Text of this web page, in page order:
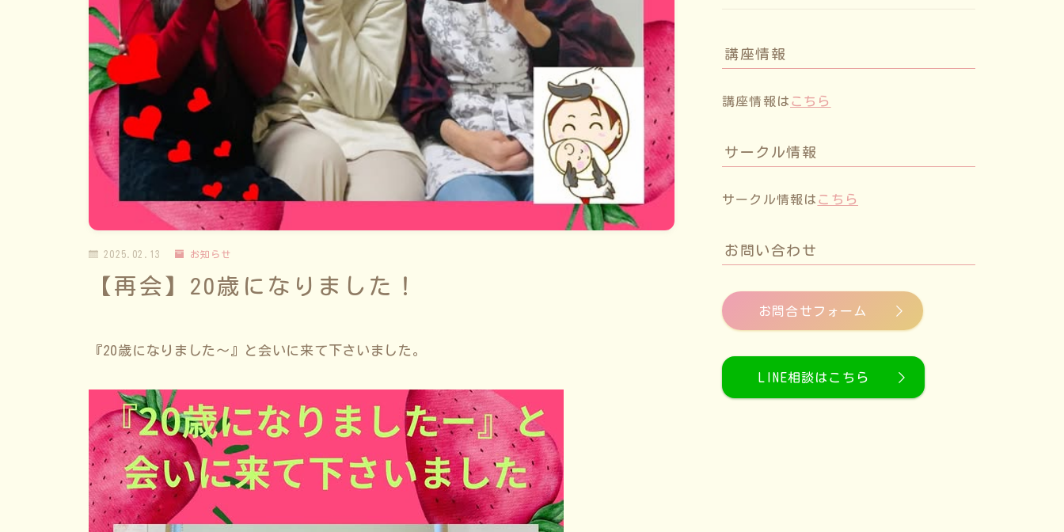
2025.02.13 お知らせ
【再会】20歳になりました！
『20歳になりました〜』と会いに来て下さいました。
講座情報
講座情報は こちら
サークル情報
サークル情報は こちら
お問い合わせ
お問合せフォーム
LINE相談はこちら